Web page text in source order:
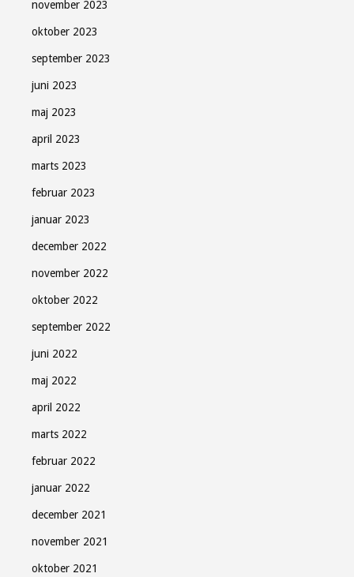
november 2023
oktober 2023
september 2023
juni 2023
maj 2023
april 2023
marts 2023
februar 2023
januar 2023
december 2022
november 2022
oktober 2022
september 2022
juni 2022
maj 2022
april 2022
marts 2022
februar 2022
januar 2022
december 2021
november 2021
oktober 2021